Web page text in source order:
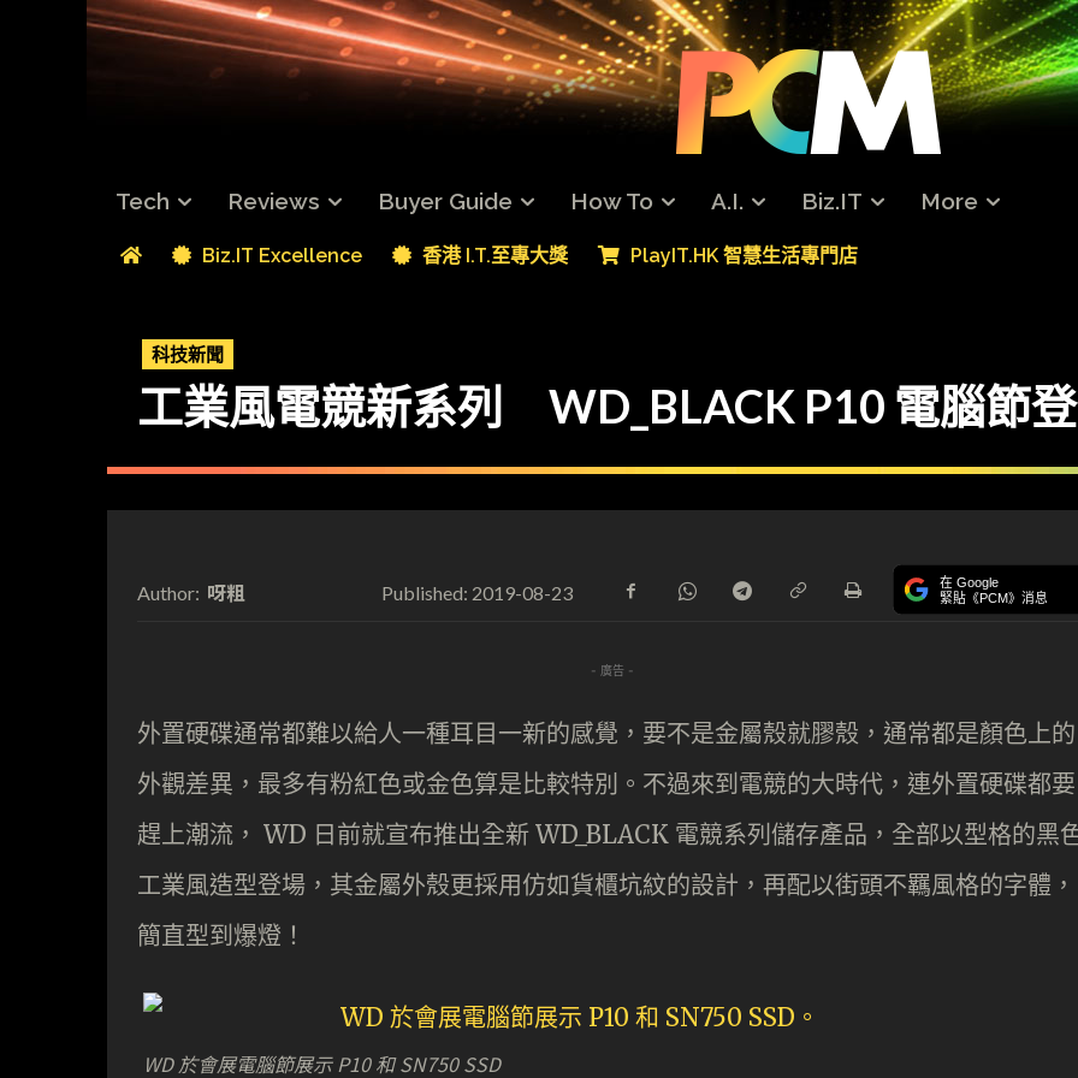
Tech Reviews Buyer Guide How To A.I. Biz.IT More
Biz.IT Excellence 香港 I.T.至專大獎 PlayIT.HK 智慧生活專門店
科技新聞
工業風電競新系列 WD_BLACK P10 電腦節
Author: 呀粗 Published: 2019-08-23 在 Google
緊貼《PCM》消息
- 廣告 -
外置硬碟通常都難以給人一種耳目一新的感覺，要不是金屬殼就膠殼，通常都是顏色上的
外觀差異，最多有粉紅色或金色算是比較特別。不過來到電競的大時代，連外置硬碟都要
趕上潮流， WD 日前就宣布推出全新 WD_BLACK 電競系列儲存產品，全部以型格的黑
工業風造型登場，其金屬外殼更採用仿如貨櫃坑紋的設計，再配以街頭不羈風格的字體，
簡直型到爆燈！
WD 於會展電腦節展示 P10 和 SN750 SSD